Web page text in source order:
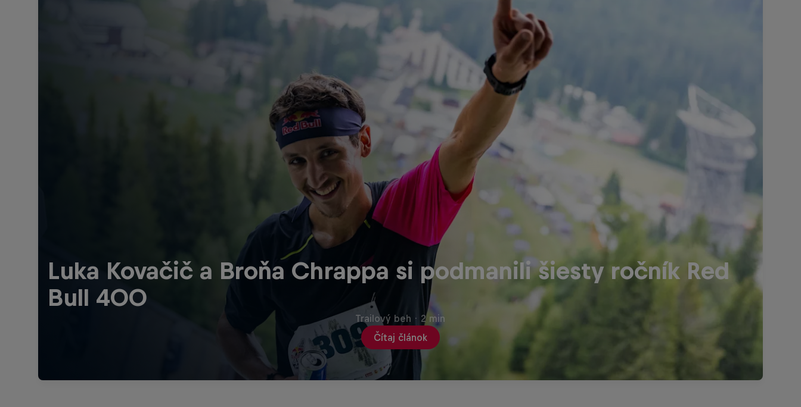
Luka Kovačič a Broňa Chrappa si podmanili šiesty ročník Red
Bull 400
Čítaj článok
Trailový beh · 2 min